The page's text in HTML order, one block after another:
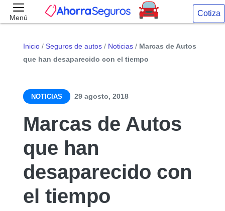
Menú Cotiza
Inicio / Seguros de autos / Noticias / Marcas de Autos
que han desaparecido con el tiempo
NOTICIAS 29 agosto, 2018
Marcas de Autos
que han
desaparecido con
el tiempo